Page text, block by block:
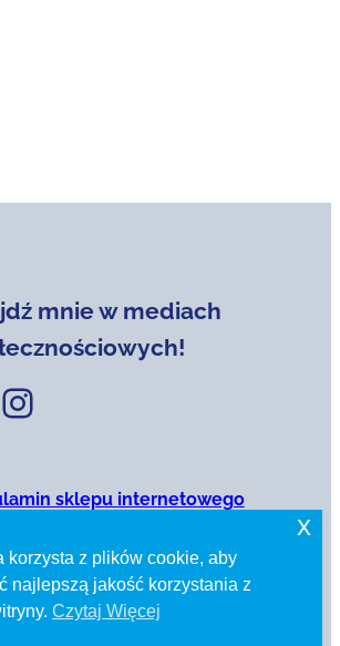
mnie w mediach
Instagram
sklepu internetowego
prywatności
korzysta z plików cookie, aby
najlepszą jakość korzystania z
Czytaj Więcej
x